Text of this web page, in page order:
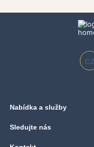
CZ
Nabídka a služby
Sledujte nás